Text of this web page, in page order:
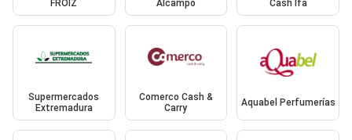
FROIZ Alcampo Cash Ifa
Supermercados
Extremadura
Comerco Cash &
Carry
Aquabel Perfumerías